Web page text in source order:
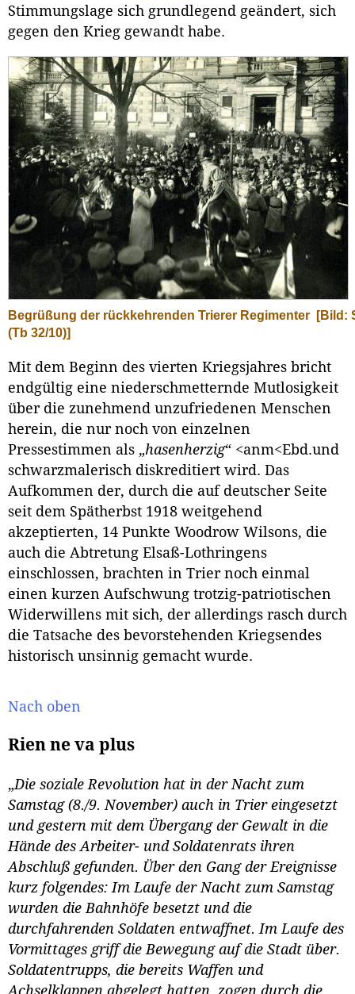
Stimmungslage sich grundlegend geändert, sich
gegen den Krieg gewandt habe.
Begrüßung der rückkehrenden Trierer Regimenter
[Bild:
(Tb 32/10)]
Mit dem Beginn des vierten Kriegsjahres bricht
endgültig eine niederschmetternde Mutlosigkeit
über die zunehmend unzufriedenen Menschen
herein, die nur noch von einzelnen
Pressestimmen als „hasenherzig“ <anm<Ebd.und
schwarzmalerisch diskreditiert wird. Das
Aufkommen der, durch die auf deutscher Seite
seit dem Spätherbst 1918 weitgehend
akzeptierten, 14 Punkte Woodrow Wilsons, die
auch die Abtretung Elsaß-Lothringens
einschlossen, brachten in Trier noch einmal
einen kurzen Aufschwung trotzig-patriotischen
Widerwillens mit sich, der allerdings rasch durch
die Tatsache des bevorstehenden Kriegsendes
historisch unsinnig gemacht wurde.
Nach oben
Rien ne va plus
„Die soziale Revolution hat in der Nacht zum
Samstag (8./9. November) auch in Trier eingesetzt
und gestern mit dem Übergang der Gewalt in die
Hände des Arbeiter- und Soldatenrats ihren
Abschluß gefunden. Über den Gang der Ereignisse
kurz folgendes: Im Laufe der Nacht zum Samstag
wurden die Bahnhöfe besetzt und die
durchfahrenden Soldaten entwaffnet. Im Laufe des
Vormittages griff die Bewegung auf die Stadt über.
Soldatentrupps, die bereits Waffen und